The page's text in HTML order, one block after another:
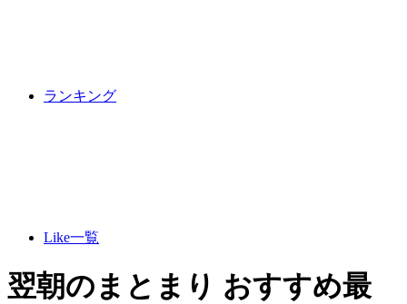
ランキング
Like一覧
翌朝のまとまり おすすめ最